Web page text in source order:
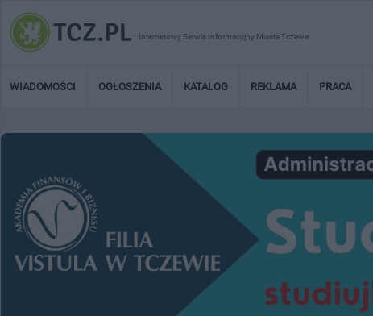
Internetowy Serwis Informacyjny Miasta Tczewa
WIADOMOŚCI OGŁOSZENIA KATALOG REKLAMA PRACA